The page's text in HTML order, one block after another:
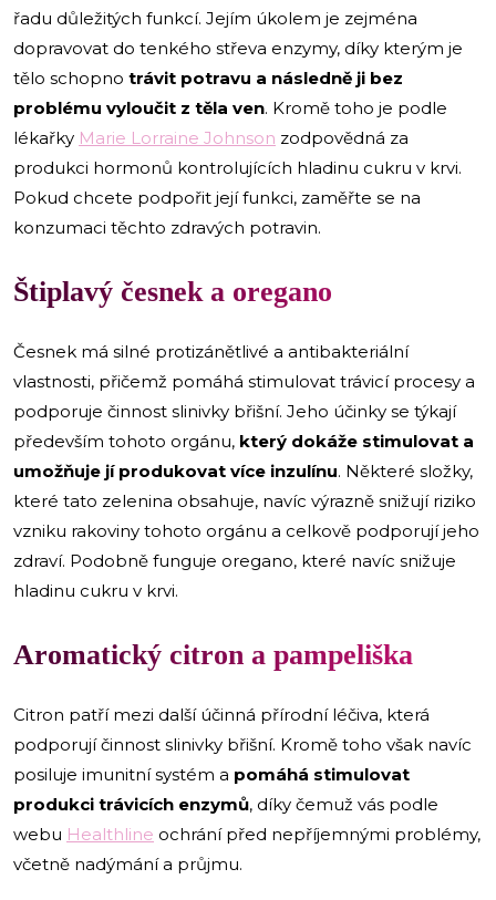
řadu důležitých funkcí. Jejím úkolem je zejména
dopravovat do tenkého střeva enzymy, díky kterým je
tělo schopno trávit potravu a následně ji bez
problému vyloučit z těla ven. Kromě toho je podle
lékařky Marie Lorraine Johnson zodpovědná za
produkci hormonů kontrolujících hladinu cukru v krvi.
Pokud chcete podpořit její funkci, zaměřte se na
konzumaci těchto zdravých potravin.
Štiplavý česnek a oregano
Česnek má silné protizánětlivé a antibakteriální
vlastnosti, přičemž pomáhá stimulovat trávicí procesy a
podporuje činnost slinivky břišní. Jeho účinky se týkají
především tohoto orgánu, který dokáže stimulovat a
umožňuje jí produkovat více inzulínu. Některé složky,
které tato zelenina obsahuje, navíc výrazně snižují riziko
vzniku rakoviny tohoto orgánu a celkově podporují jeho
zdraví. Podobně funguje oregano, které navíc snižuje
hladinu cukru v krvi.
Aromatický citron a pampeliška
Citron patří mezi další účinná přírodní léčiva, která
podporují činnost slinivky břišní. Kromě toho však navíc
posiluje imunitní systém a pomáhá stimulovat
produkci trávicích enzymů, díky čemuž vás podle
webu Healthline ochrání před nepříjemnými problémy,
včetně nadýmání a průjmu.